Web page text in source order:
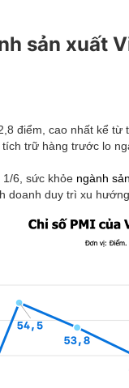
chínhsản xuất
điểm, cao nhất kể
trữ hàng trước lo
1/6, sức khỏe ngành
doanh duy trì xu